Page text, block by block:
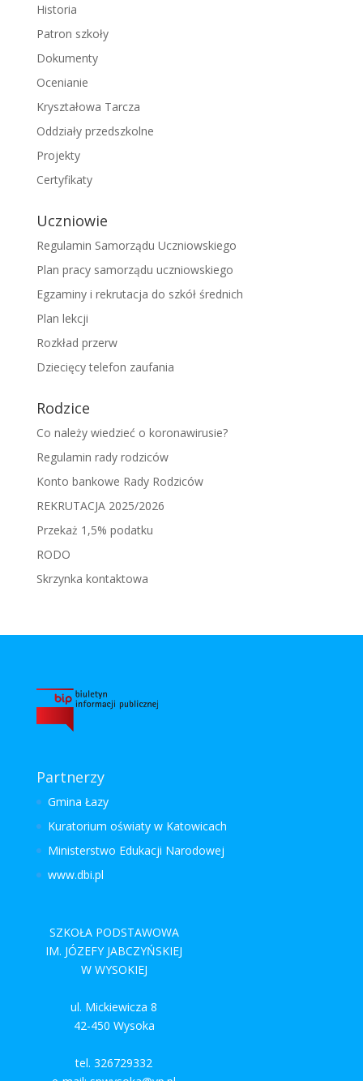
Historia
Patron szkoły
Dokumenty
Ocenianie
Kryształowa Tarcza
Oddziały przedszkolne
Projekty
Certyfikaty
Uczniowie
Regulamin Samorządu Uczniowskiego
Plan pracy samorządu uczniowskiego
Egzaminy i rekrutacja do szkół średnich
Plan lekcji
Rozkład przerw
Dziecięcy telefon zaufania
Rodzice
Co należy wiedzieć o koronawirusie?
Regulamin rady rodziców
Konto bankowe Rady Rodziców
REKRUTACJA 2025/2026
Przekaż 1,5% podatku
RODO
Skrzynka kontaktowa
Partnerzy
Gmina Łazy
Kuratorium oświaty w Katowicach
Ministerstwo Edukacji Narodowej
www.dbi.pl
SZKOŁA PODSTAWOWA
IM. JÓZEFY JABCZYŃSKIEJ
W WYSOKIEJ
ul. Mickiewicza 8
42-450 Wysoka
tel. 326729332